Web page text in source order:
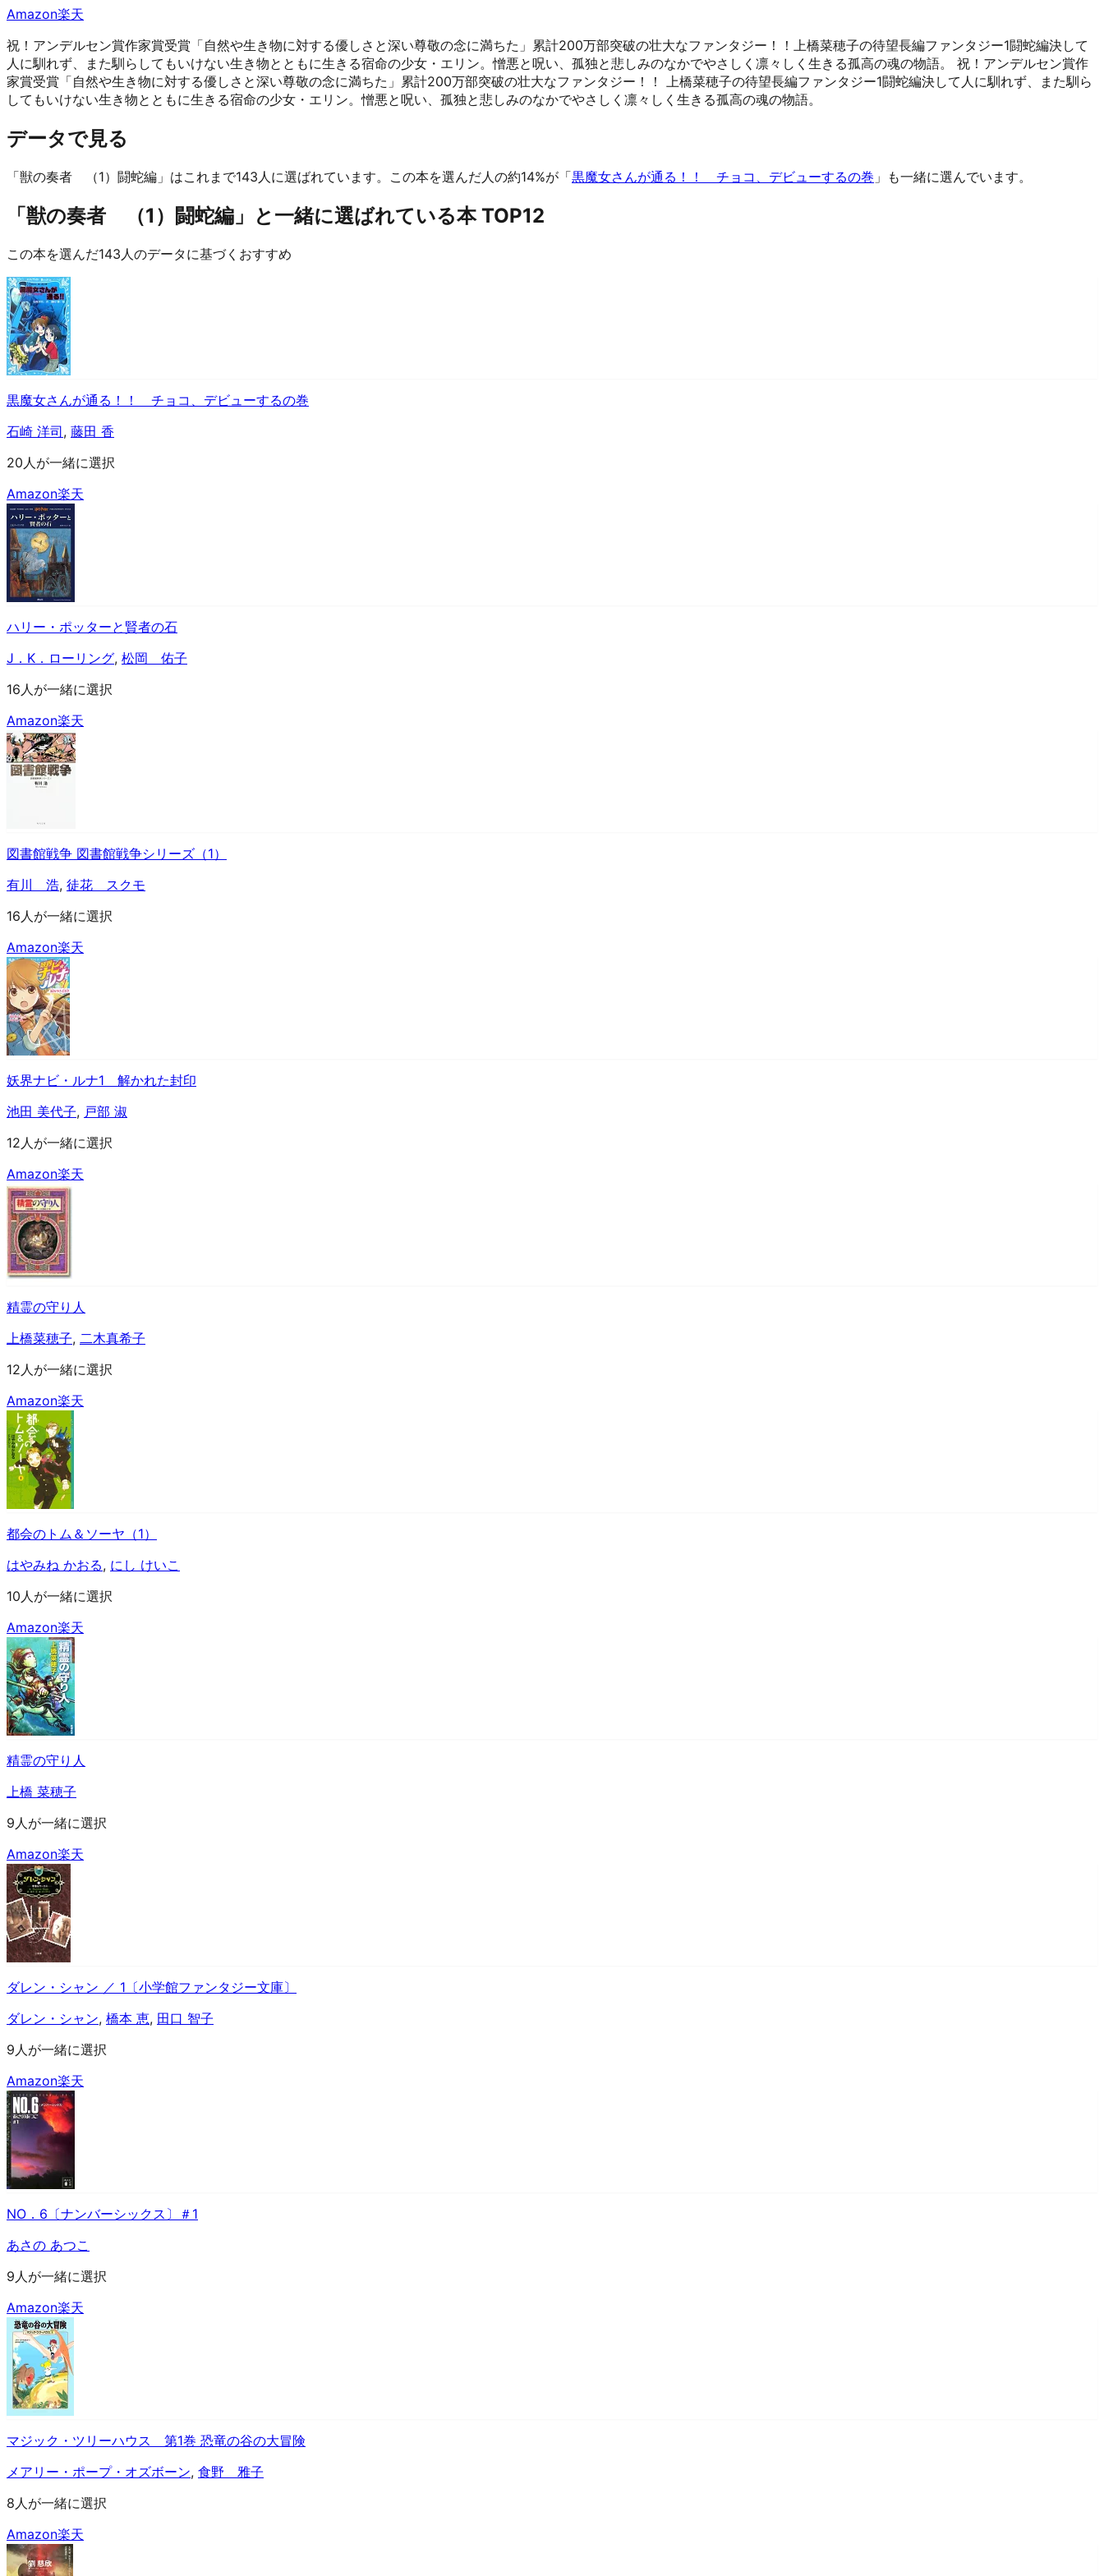
Amazon楽天
祝！アンデルセン賞作家賞受賞「自然や生き物に対する優しさと深い尊敬の念に満ちた」累計200万部突破の壮大なファンタジー！！上橋菜穂子の待望長編ファンタジー1闘蛇編決して
人に馴れず、また馴らしてもいけない生き物とともに生きる宿命の少女・エリン。憎悪と呪い、孤独と悲しみのなかでやさしく凛々しく生きる孤高の魂の物語。 祝！アンデルセン賞作
家賞受賞「自然や生き物に対する優しさと深い尊敬の念に満ちた」累計200万部突破の壮大なファンタジー！！ 上橋菜穂子の待望長編ファンタジー1闘蛇編決して人に馴れず、また馴ら
してもいけない生き物とともに生きる宿命の少女・エリン。憎悪と呪い、孤独と悲しみのなかでやさしく凛々しく生きる孤高の魂の物語。
データで見る
「獣の奏者 （1）闘蛇編」はこれまで143人に選ばれています。 この本を選んだ人の約14%が「黒魔女さんが通る！！ チョコ、デビューするの巻 」も一緒に選んでいます。
「獣の奏者 （1）闘蛇編」と一緒に選ばれている本 TOP12
この本を選んだ143人のデータに基づくおすすめ
黒魔女さんが通る！！ チョコ、デビューするの巻
石崎 洋司, 藤田 香
20人が一緒に選択
Amazon楽天
ハリー・ポッターと賢者の石
J．K．ローリング, 松岡 佑子
16人が一緒に選択
Amazon楽天
図書館戦争 図書館戦争シリーズ（1）
有川 浩, 徒花 スクモ
16人が一緒に選択
Amazon楽天
妖界ナビ・ルナ1 解かれた封印
池田 美代子, 戸部 淑
12人が一緒に選択
Amazon楽天
精霊の守り人
上橋菜穂子, 二木真希子
12人が一緒に選択
Amazon楽天
都会のトム＆ソーヤ（1）
はやみね かおる, にし けいこ
10人が一緒に選択
Amazon楽天
精霊の守り人
上橋 菜穂子
9人が一緒に選択
Amazon楽天
ダレン・シャン ／ 1〔小学館ファンタジー文庫〕
ダレン・シャン, 橋本 恵, 田口 智子
9人が一緒に選択
Amazon楽天
NO．6〔ナンバーシックス〕＃1
あさの あつこ
9人が一緒に選択
Amazon楽天
マジック・ツリーハウス 第1巻 恐竜の谷の大冒険
メアリー・ポープ・オズボーン, 食野 雅子
8人が一緒に選択
Amazon楽天